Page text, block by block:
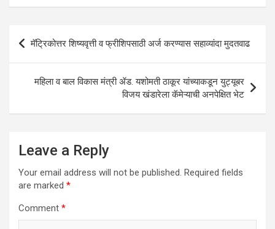
A
p
o
k
n
Post
navigation
मॅट्रिकोत्तर शिष्यवृत्ती व फ्रीशिपसाठी अर्ज करण्यास सहाव्यांदा मुदतवाढ
महिला व बाल विकास मंत्री ॲड. यशोमती ठाकूर यांच्याकडून युट्यूबर
विजय खंडारेला कॅमेऱ्याची अनपेक्षित भेट
Leave a Reply
Your email address will not be published. Required fields
are marked *
Comment *